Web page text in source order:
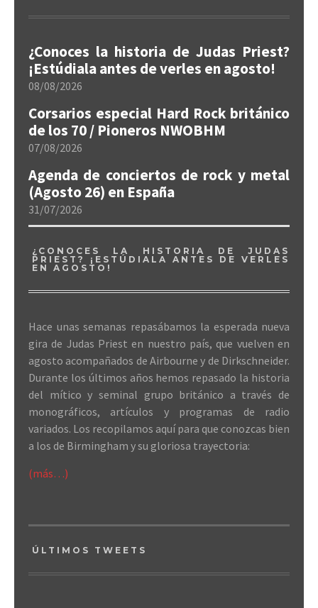
¿Conoces la historia de Judas Priest?
¡Estúdiala antes de verles en agosto!
08/08/2026
Corsarios especial Hard Rock británico
de los 70 / Pioneros NWOBHM
07/08/2026
Agenda de conciertos de rock y metal
(Agosto 26) en España
31/07/2026
¿CONOCES LA HISTORIA DE JUDAS
PRIEST? ¡ESTÚDIALA ANTES DE VERLES
EN AGOSTO!
Hace unas semanas repasábamos la esperada nueva
gira de Judas Priest en nuestro país, que vuelven en
agosto acompañados de Airbourne y de Dirkschneider.
Durante los últimos años hemos repasado la historia
del mítico y seminal grupo británico a través de
monográficos, artículos y programas de radio
variados. Los recopilamos aquí para que conozcas bien
a los de Birmingham y su gloriosa trayectoria:
(más…)
ÚLTIMOS TWEETS